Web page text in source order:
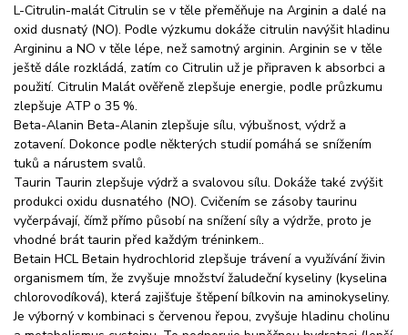
L-Citrulin-malát Citrulin se v těle přeměňuje na Arginin a dalé na
oxid dusnatý (NO). Podle výzkumu dokáže citrulin navýšit hladinu
Argininu a NO v těle lépe, než samotný arginin. Arginin se v těle
ještě dále rozkládá, zatím co Citrulin už je připraven k absorbci a
použití. Citrulin Malát ověřeně zlepšuje energie, podle průzkumu
zlepšuje ATP o 35 %.
Beta-Alanin Beta-Alanin zlepšuje sílu, výbušnost, výdrž a
zotavení. Dokonce podle některých studií pomáhá se snížením
tuků a nárustem svalů.
Taurin Taurin zlepšuje výdrž a svalovou sílu. Dokáže také zvýšit
produkci oxidu dusnatého (NO). Cvičením se zásoby taurinu
vyčerpávají, čímž přímo působí na snížení síly a výdrže, proto je
vhodné brát taurin před každým tréninkem..
Betain HCL Betain hydrochlorid zlepšuje trávení a využívání živin
organismem tím, že zvyšuje množství žaludeční kyseliny (kyselina
chlorovodíková), která zajišťuje štěpení bílkovin na aminokyseliny.
Je výborný v kombinaci s červenou řepou, zvyšuje hladinu cholinu